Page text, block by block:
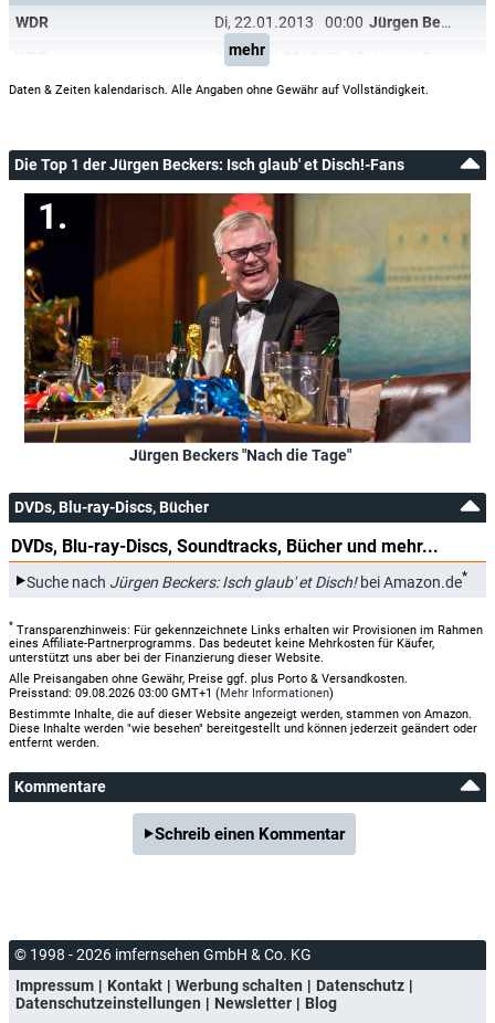
WDR
Di, 22.01.2013 00:00
Jürgen Beckers: Isch glaub' et Disch!
Sa, 22.09.2012
mehr
Daten & Zeiten kalendarisch. Alle Angaben ohne Gewähr auf Vollständigkeit.
Die Top 1 der Jürgen Beckers: Isch glaub' et Disch!-Fans
Jürgen Beckers "Nach die Tage"
DVDs, Blu-ray-Discs, Bücher
DVDs, Blu-ray-Discs, Soundtracks, Bücher und mehr...
Suche nach Jürgen Beckers: Isch glaub' et Disch!bei Amazon.de*
* Transparenzhinweis: Für gekennzeichnete Links erhalten wir Provisionen im Rahmen
eines Affiliate-Partnerprogramms. Das bedeutet keine Mehrkosten für Käufer,
unterstützt uns aber bei der Finanzierung dieser Website.
Alle Preisangaben ohne Gewähr, Preise ggf. plus Porto & Versandkosten.
Preisstand: 09.08.2026 03:00 GMT+1 (Mehr Informationen)
Bestimmte Inhalte, die auf dieser Website angezeigt werden, stammen von Amazon.
Diese Inhalte werden "wie besehen" bereitgestellt und können jederzeit geändert oder
entfernt werden.
Kommentare
Schreib einen Kommentar
© 1998 - 2026 imfernsehen GmbH & Co. KG
Impressum
Kontakt Werbung schalten
Datenschutz
Datenschutzeinstellungen
Newsletter Blog